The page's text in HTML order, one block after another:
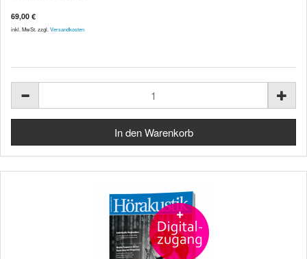
69,00 €
inkl. MwSt. zzgl. Versandkosten